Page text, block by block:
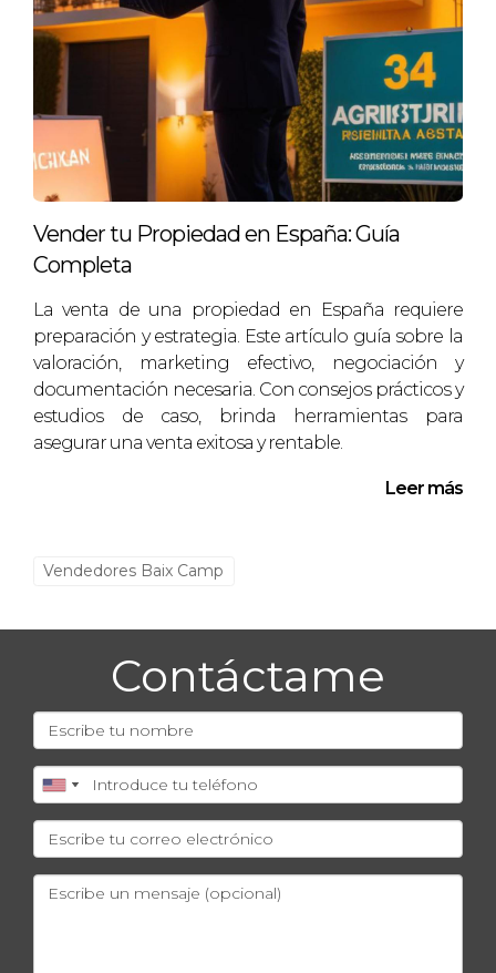
propiedades en diferentes localidades de Baix
Camp. Esta estrategia le ha permitido no solo
asegurar ingresos estables a través de alquileres,
sino también beneficiarse de la apreciación
general del mercado. Su enfoque ha demostrado
ser exitoso, ya que cuenta con un portafolio
“Cada propiedad es una pieza del
rompecabezas financiero, y vender o
mantener depende de cómo desees que se
vea la imagen final.”
REFLEXIONES FINALES
La decisión de vender una propiedad o invertir en
gran medida de las circunstancias personales y
mercado, sino también las metas a largo plazo. La
clave radica en entender las implicaciones de
cada decisión y actuar con información y
previsión. Los casos presentados demuestran que
no hay una única respuesta correcta; cada
camino tiene su propio conjunto de
oportunidades y desafíos.
Vender tu Propiedad en España: Guía
Completa
La venta de una propiedad en España requiere
preparación y estrategia. Este artículo guía sobre la
valoración, marketing efectivo, negociación y
documentación necesaria. Con consejos prácticos y
estudios de caso, brinda herramientas para
asegurar una venta exitosa y rentable.
Leer más
Vendedores Baix Camp
Contáctame